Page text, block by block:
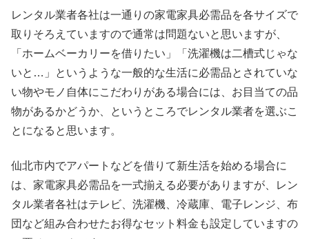
レンタル業者各社は一通りの家電家具必需品を各サイズで
取りそろえていますので通常は問題ないと思いますが、
「ホームベーカリーを借りたい」「洗濯機は二槽式じゃな
いと…」というような一般的な生活に必需品とされていな
い物やモノ自体にこだわりがある場合には、お目当ての品
物があるかどうか、というところでレンタル業者を選ぶこ
とになると思います。
仙北市内でアパートなどを借りて新生活を始める場合に
は、家電家具必需品を一式揃える必要がありますが、レン
タル業者各社はテレビ、洗濯機、冷蔵庫、電子レンジ、布
団など組み合わせたお得なセット料金も設定していますの